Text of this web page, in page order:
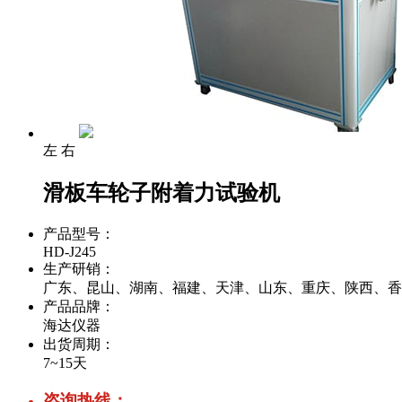
左 右
滑板车轮子附着力试验机
产品型号：
HD-J245
生产研销：
广东、昆山、湖南、福建、天津、山东、重庆、陕西、
产品品牌：
海达仪器
出货周期：
7~15天